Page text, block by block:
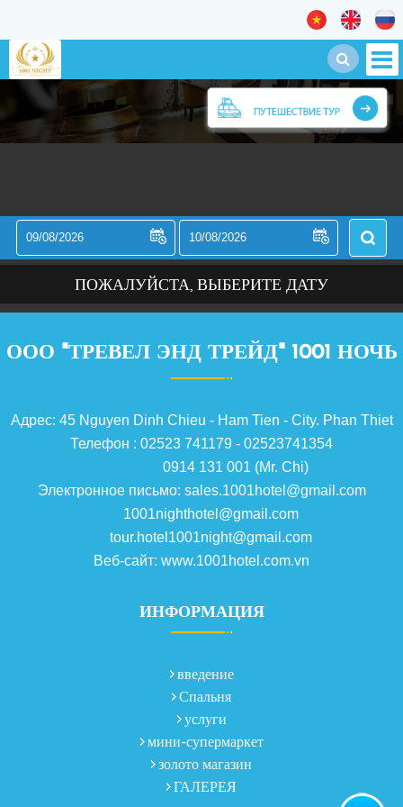
ПОЖАЛУЙСТА, ВЫБЕРИТЕ ДАТУ
ООО "ТРЕВЕЛ ЭНД ТРЕЙД" 1001 НОЧЬ
Адрес: 45 Nguyen Dinh Chieu - Ham Tien - City. Phan Thiet
Телефон : 02523 741179 - 02523741354
0914 131 001 (Mr. Chi)
Электронное письмо: sales.1001hotel@gmail.com
1001nighthotel@gmail.com
tour.hotel1001night@gmail.com
Веб-сайт: www.1001hotel.com.vn
ИНФОРМАЦИЯ
введение
Спальня
услуги
мини-супермаркет
золото магазин
ГАЛЕРЕЯ